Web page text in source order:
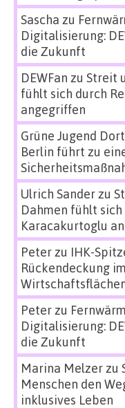
Sascha zu
Digitalisierung:
die Zukunft
DEWFan zu Streit
fühlt sich durch
angegriffen
Grüne Jugend
Berlin führt zu
Ulrich Sanderzu
Dahmen fühlt sich
Karacakurtoglu
Peterzu IHK-
Rückendeckung
Peterzu
Digitalisierung:
die Zukunft
Marina Melzerzu
Menschen den
inklusives Leben